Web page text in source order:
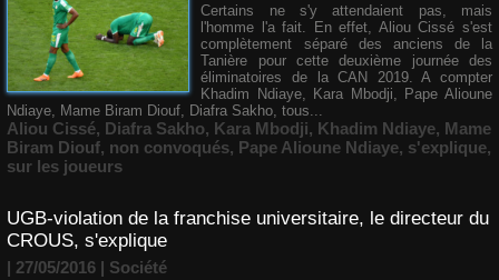
Certains ne s'y attendaient pas, mais
l'homme l'a fait. En effet, Aliou Cissé s'est
complètement séparé des anciens de la
Tanière pour cette deuxième journée des
éliminatoires de la CAN 2019. A compter
Khadim Ndiaye, Kara Mbodji, Pape Alioune
Ndiaye, Mame Biram Diouf, Diafra Sakho, tous...
Aliou Cissé, Diafra Sakho, Kara Mbodji, Khadim Ndiaye, Mame
Biram Diouf, non convoqués, Pape Alioune Ndiaye, s'explique,
sur les joueurs
UGB-violation de la franchise universitaire, le directeur du
CROUS, s'explique
| 27/05/2016 | Société